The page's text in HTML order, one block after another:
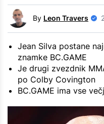
By Leon Travers
Jean Silva postane
znamke BC.GAME
Je drugi zvezdnik
po Colby Covington
BC.GAME ima vse